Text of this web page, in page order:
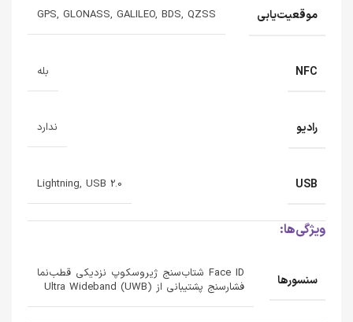
موقعیت‌یابی GPS, GLONASS, GALILEO, BDS, QZSS
NFC بله
رادیو ندارد
USB
Lightning, USB 2.0
ویژگی‌ها:
سنسورها
Face ID شتاب‌سنج ژیروسکوپ نزدیکی قطب‌نما
فشارسنج پشتیبانی از Ultra Wideband (UWB)